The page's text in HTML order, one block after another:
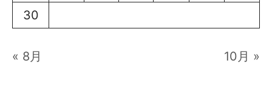
30
« 8月 10月 »